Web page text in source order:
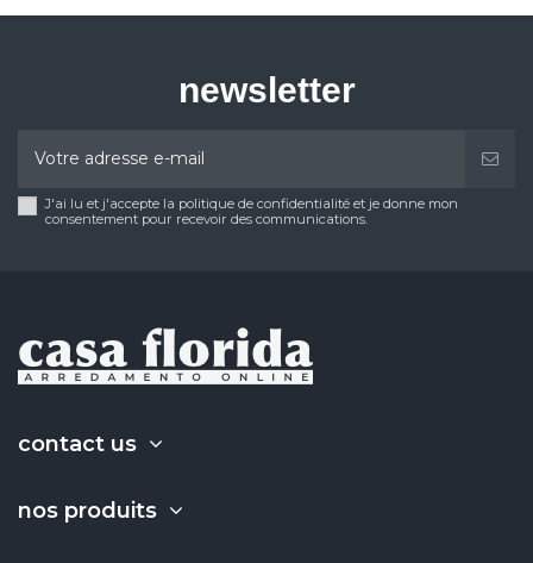
newsletter
J'ai lu et j'accepte la politique de confidentialité et je donne mon
consentement pour recevoir des communications.
contact us
nos produits